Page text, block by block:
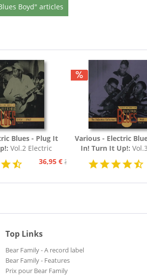
Boyd" articles
Blues - Plug It
Vol.2 Electric
- 1967 (3-CD)36,95 € 39,95 €
Various - Electric
In! Turn It Up!:
Blues 1960 -
Top Links
Bear Family - A record label
Bear Family - Features
Prix pour Bear Family